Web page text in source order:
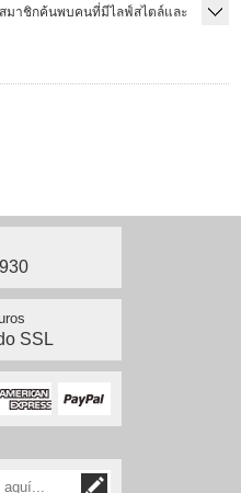
สมาชิกค้นพบคนที่มีไลฟ์สไตล์และ
SSL